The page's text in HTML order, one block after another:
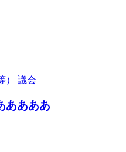
） 議会
ああああ